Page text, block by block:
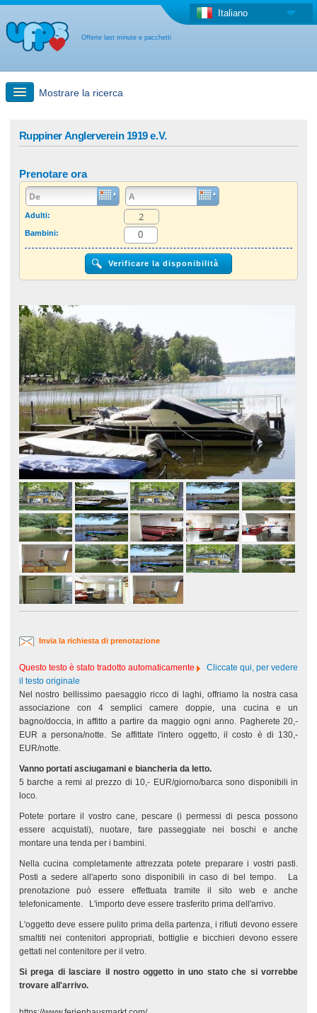
Offerte last minute e pacchetti
Italiano
Mostrare la ricerca
Offerta last minute + Offerta forfettaria
Altro paese
Ruppiner Anglerverein 1919 e.V.
Prenotare ora
Adulti:
Bambini:
Invia la richiesta di prenotazione
Questo testo è stato tradotto automaticamente
Cliccate qui, per vedere
il testo originale
Nel nostro bellissimo paesaggio ricco di laghi, offriamo la nostra casa
associazione con 4 semplici camere doppie, una cucina e un
bagno/doccia, in affitto a partire da maggio ogni anno. Pagherete 20,-
EUR a persona/notte. Se affittate l'intero oggetto, il costo è di 130,-
EUR/notte.
Vanno portati asciugamani e biancheria da letto.
5 barche a remi al prezzo di 10,- EUR/giorno/barca sono disponibili in
loco.
Potete portare il vostro cane, pescare (i permessi di pesca possono
essere acquistati), nuotare, fare passeggiate nei boschi e anche
montare una tenda per i bambini.
Nella cucina completamente attrezzata potete preparare i vostri pasti.
Posti a sedere all'aperto sono disponibili in caso di bel tempo. La
prenotazione può essere effettuata tramite il sito web e anche
telefonicamente. L'importo deve essere trasferito prima dell'arrivo.
L'oggetto deve essere pulito prima della partenza, i rifiuti devono essere
smaltiti nei contenitori appropriati, bottiglie e bicchieri devono essere
gettati nel contenitore per il vetro.
Si prega di lasciare il nostro oggetto in uno stato che si vorrebbe
trovare all'arrivo.